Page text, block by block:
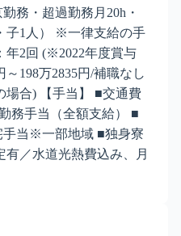
務・超過勤務月20h・
子1人） ※一律支給の手
年2回 (※2022年度賞与
198万2835円/補職なし
場合) 【手当】 ■交通費
務手当（全額支給） ■
手当※一部地域 ■独身寮
／水道光熱費込み、月